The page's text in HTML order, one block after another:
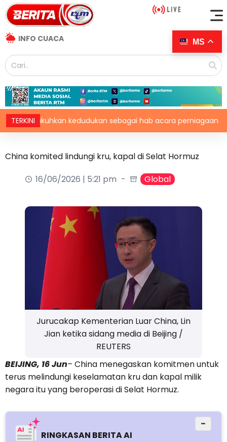
INFO CUACA
TERKINI
kukuhkan kedudukan sebagai hab acara perniagaan
China komited lindungi kru, kapal di Selat Hormuz
16/06/2026 | 5:21 pm
Global
Jurucakap Kementerian Luar China, Lin
Jian ketika sidang media di Beijing /
REUTERS
BEIJING, 16 Jun– China menegaskan komitmen untuk
terus melindungi keselamatan kru dan kapal milik
negara itu yang beroperasi di Selat Hormuz.
RINGKASAN BERITA AI
−
MS